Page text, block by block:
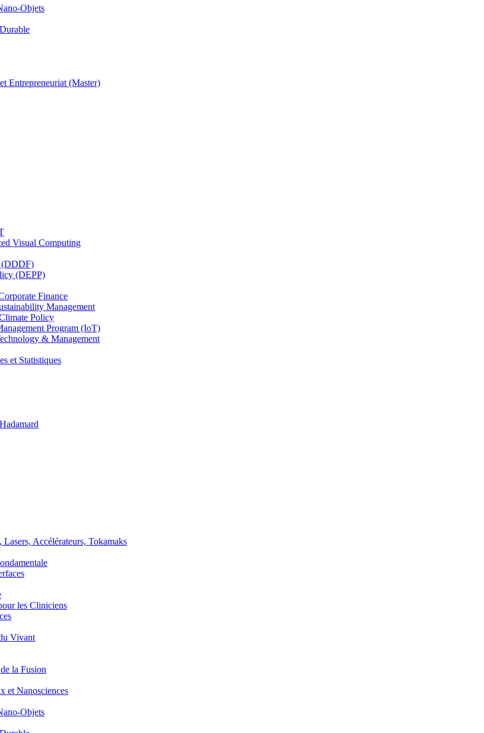
Objets
Entrepreneuriat (Master)
Visual Computing
(DDDF)
(DEPP)
Finance
Management
Policy
Program (IoT)
& Management
et Statistiques
Accélérateurs, Tokamaks
les Cliniciens
Vivant
la Fusion
et Nanosciences
Objets